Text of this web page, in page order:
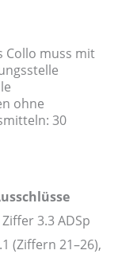
Collo muss mit
ohne
30
3.3 ADSp
(Ziffern 21–26),